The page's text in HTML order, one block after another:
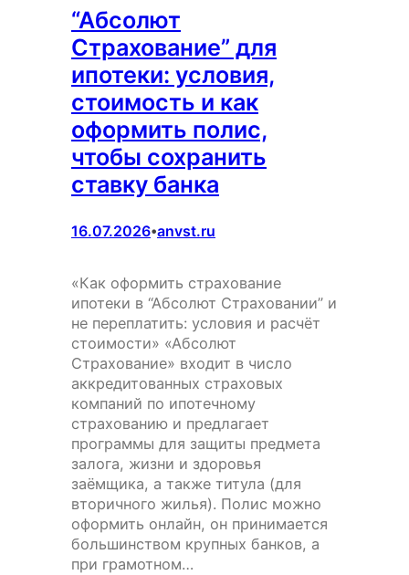
“Абсолют
Страхование” для
ипотеки: условия,
стоимость и как
оформить полис,
чтобы сохранить
ставку банка
16.07.2026•anvst.ru
«Как оформить страхование
ипотеки в “Абсолют Страховании” и
не переплатить: условия и расчёт
стоимости» «Абсолют
Страхование» входит в число
аккредитованных страховых
компаний по ипотечному
страхованию и предлагает
программы для защиты предмета
залога, жизни и здоровья
заёмщика, а также титула (для
вторичного жилья). Полис можно
оформить онлайн, он принимается
большинством крупных банков, а
при грамотном…